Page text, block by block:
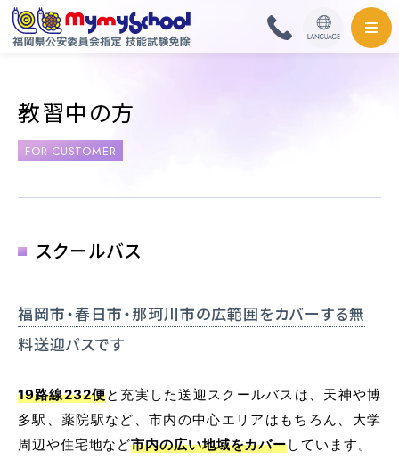
料金・取扱免許
普通自動車
準中型自動車
普通自動車 第二種
教習中の方
FOR CUSTOMER
スクールバス
福岡市・春日市・那珂川市の広範囲をカバーする無
料送迎バスです
19路線232便と充実した送迎スクールバスは、天神や博
多駅、薬院駅など、市内の中心エリアはもちろん、大学
周辺や住宅地など市内の広い地域をカバーしています。